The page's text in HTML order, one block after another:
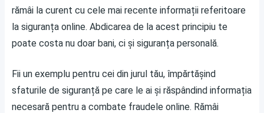
rămâi la curent cu cele mai recente informații referitoare
la siguranța online. Abdicarea de la acest principiu te
poate costa nu doar bani, ci și siguranța personală.
Fii un exemplu pentru cei din jurul tău, împărtășind
sfaturile de siguranță pe care le ai și răspândind informația
necesară pentru a combate fraudele online. Rămâi